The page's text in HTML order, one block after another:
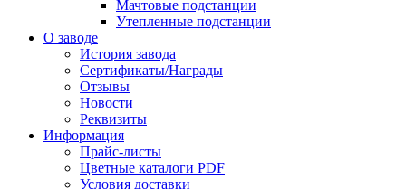
Мачтовые подстанции
Утепленные подстанции
О заводе
История завода
Сертификаты/Награды
Отзывы
Новости
Реквизиты
Информация
Прайс-листы
Цветные каталоги PDF
Условия доставки